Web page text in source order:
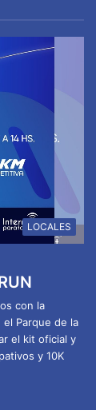
LOCALES
con la
el Parque de la
el kit oficial y
y 10K